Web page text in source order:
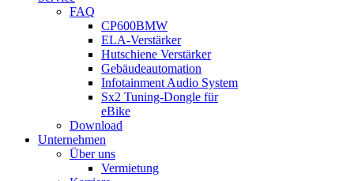
FAQ
CP600BMW
ELA-Verstärker
Hutschiene Verstärker
Gebäudeautomation
Infotainment Audio System
Sx2 Tuning-Dongle für
eBike
Download
Unternehmen
Über uns
Vermietung